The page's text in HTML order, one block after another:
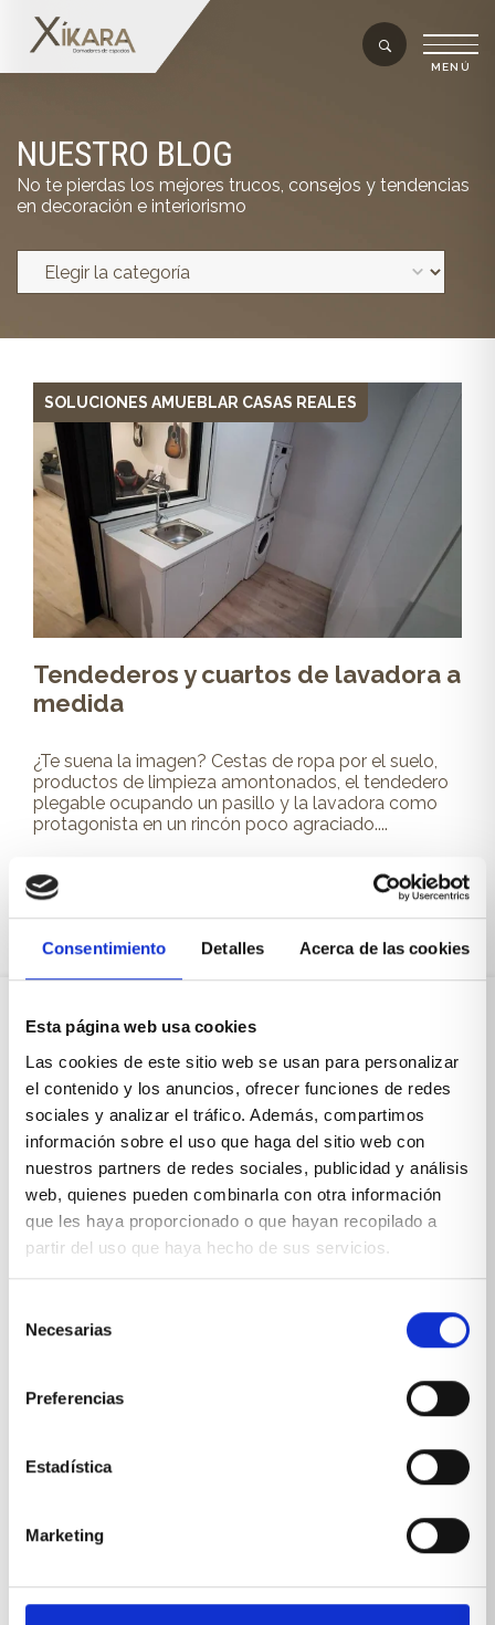
Consentimiento Detalles Acerca de las cookies
Esta página web usa cookies
Las cookies de este sitio web se usan para personalizar
el contenido y los anuncios, ofrecer funciones de redes
sociales y analizar el tráfico. Además, compartimos
información sobre el uso que haga del sitio web con
nuestros partners de redes sociales, publicidad y análisis
web, quienes pueden combinarla con otra información
que les haya proporcionado o que hayan recopilado a
partir del uso que haya hecho de sus servicios.
Necesarias
Preferencias
Estadística
Marketing
NUESTRO BLOG
No te pierdas los mejores trucos, consejos y tendencias
en decoración e interiorismo
SOLUCIONES AMUEBLAR CASAS REALES
Tendederos y cuartos de lavadora a
medida
¿Te suena la imagen? Cestas de ropa por el suelo,
productos de limpieza amontonados, el tendedero
plegable ocupando un pasillo y la lavadora como
protagonista en un rincón poco agraciado....
Sobre Xíkara
Inicio
Blog
Reseñas Google
SOLICITA UNA CITA
Cocinas a medida
Profesionales